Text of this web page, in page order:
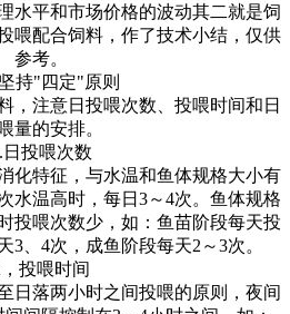
水平和市场价格的波动其二就是饲
喂配合饲料，作了技术小结，仅供
参考。
持" 四定"原则
，注意日投喂次数、投喂时间和日
量的安排。
日投喂次数
化特征，与水温和鱼体规格大小有
水温高时，每日 3～4次。鱼体规格
投喂次数少，如：鱼苗阶段每天投
3 4次，成鱼阶段每天2 ～3次。
，投喂时间
日落两小时之间投喂的原则，夜间